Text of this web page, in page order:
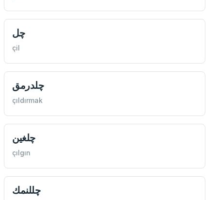
چل
çil
چلدرمق
çıldırmak
چلغين
çılgın
چللنمك